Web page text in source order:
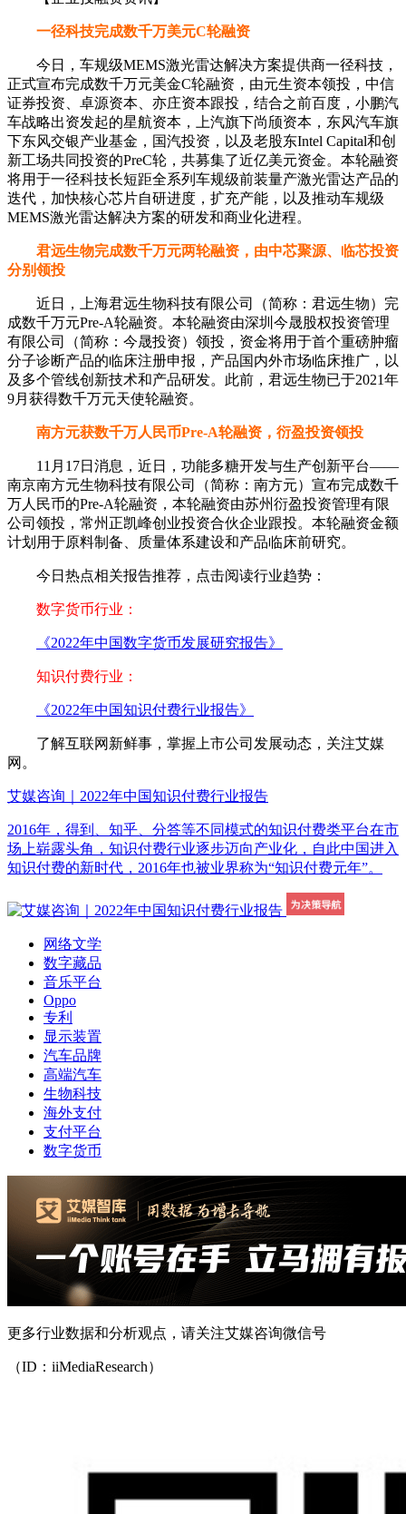
一径科技完成数千万美元C轮融资
今日，车规级MEMS激光雷达解决方案提供商一径科技，
正式宣布完成数千万元美金C轮融资，由元生资本领投，中信
证券投资、卓源资本、亦庄资本跟投，结合之前百度，小鹏汽
车战略出资发起的星航资本，上汽旗下尚颀资本，东风汽车旗
下东风交银产业基金，国汽投资，以及老股东Intel Capital和创
新工场共同投资的PreC轮，共募集了近亿美元资金。本轮融资
将用于一径科技长短距全系列车规级前装量产激光雷达产品的
迭代，加快核心芯片自研进度，扩充产能，以及推动车规级
MEMS激光雷达解决方案的研发和商业化进程。
君远生物完成数千万元两轮融资，由中芯聚源、临芯投资
分别领投
近日，上海君远生物科技有限公司（简称：君远生物）完
成数千万元Pre-A轮融资。本轮融资由深圳今晟股权投资管理
有限公司（简称：今晟投资）领投，资金将用于首个重磅肿瘤
分子诊断产品的临床注册申报，产品国内外市场临床推广，以
及多个管线创新技术和产品研发。此前，君远生物已于2021年
9月获得数千万元天使轮融资。
南方元获数千万人民币Pre-A轮融资，衍盈投资领投
11月17日消息，近日，功能多糖开发与生产创新平台——
南京南方元生物科技有限公司（简称：南方元）宣布完成数千
万人民币的Pre-A轮融资，本轮融资由苏州衍盈投资管理有限
公司领投，常州正凯峰创业投资合伙企业跟投。本轮融资金额
计划用于原料制备、质量体系建设和产品临床前研究。
今日热点相关报告推荐，点击阅读行业趋势：
数字货币行业：
《2022年中国数字货币发展研究报告》
知识付费行业：
《2022年中国知识付费行业报告》
了解互联网新鲜事，掌握上市公司发展动态，关注艾媒
网。
艾媒咨询｜2022年中国知识付费行业报告
2016年，得到、知乎、分答等不同模式的知识付费类平台在市
场上崭露头角，知识付费行业逐步迈向产业化，自此中国进入
知识付费的新时代，2016年也被业界称为“知识付费元年”。
网络文学
数字藏品
音乐平台
Oppo
专利
显示装置
汽车品牌
高端汽车
生物科技
海外支付
支付平台
数字货币
更多行业数据和分析观点，请关注艾媒咨询微信号
（ID：iiMediaResearch）